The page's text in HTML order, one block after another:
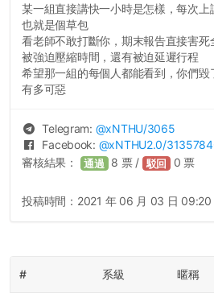
某一組直接講快一小時是怎樣，每次
也就是個草包
看老師不敢打斷你，期末報告直接害
被強迫壓縮時間，還有被迫延遲行程
希望那一組的每個人都能看到，你們
有多可惡
Telegram: @xNTHU/3065
Facebook: @xNTHU2.0/
審核結果： 通過 8 票 / 駁回 0 票
投稿時間： 2021 年 06 月 03 日
# 系級 暱稱